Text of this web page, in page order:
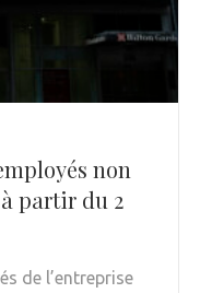
non
partir du 2
de l’entreprise